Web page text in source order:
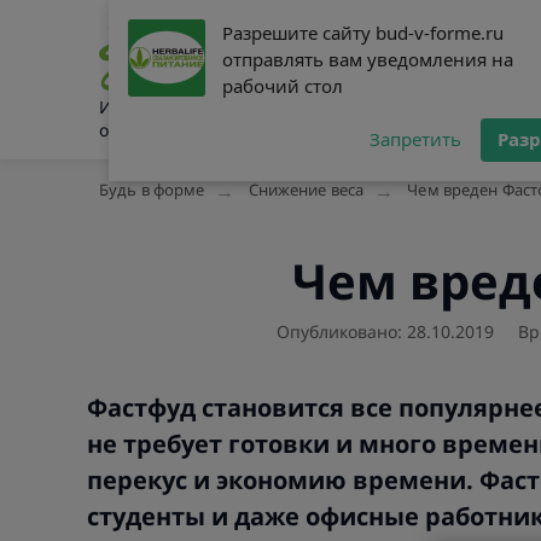
Разрешите сайту bud-v-forme.ru
отправлять вам уведомления на
рабочий стол
Запретить
Разрешите сайту bud-v-forme.ru
отправлять вам уведомления на
рабочий стол
Запретить
Интернет-журнал о здоровом
образе жизни
Питание
Будь в форме Снижение веса Чем вреден
Чем
Опубликовано: 28.10.2019
Фастфуд становится все
не требует готовки и много
перекус и экономию времени.
студенты и даже офисные